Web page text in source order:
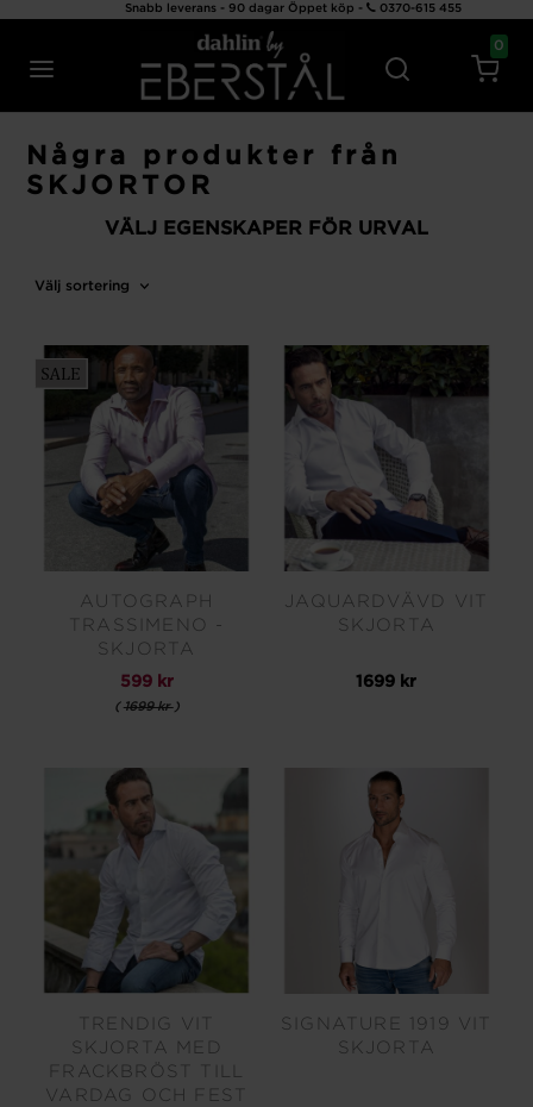
0
Snabb leverans - 90 dagar Öppet köp - 0370-615 455
Några produkter från
SKJORTOR
VÄLJ EGENSKAPER FÖR URVAL
Välj sortering
AUTOGRAPH
TRASSIMENO -
SKJORTA
599 kr
( 1699 kr)
JAQUARDVÄVD VIT
SKJORTA
1699 kr
TRENDIG VIT
SKJORTA MED
FRACKBRÖST TILL
VARDAG OCH FEST
SIGNATURE 1919 VIT
SKJORTA